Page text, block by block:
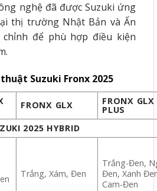
nghệ đã được Suzuki ứng
thị trường Nhật Bản và Ấn
để phù hợp điều kiện
Suzuki Fronx 2025
FRONX GLX FRONX GLX
PLUS
2025 HYBRID
Trắng, Xám, Đen
Trắng-Đen,
Đen, Xanh
Cam-Đen